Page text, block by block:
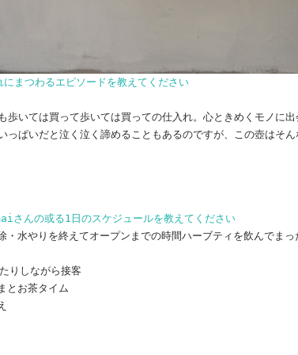
まつわるエピソードを教えてください
歩いては買って歩いては買っての仕入れ。心ときめくモノに
っぱいだと泣く泣く諦めることもあるのですが、この壺はそ
んの或る1日のスケジュールを教えてください
やりを終えてオープンまでの時間ハーブティを飲んでまっ
しながら接客
お茶タイム